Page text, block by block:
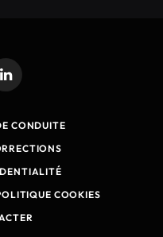
LinkedIn
CONDUITE
COOKIES